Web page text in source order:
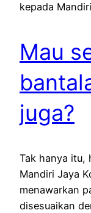
kepada
Mau
juga?
Tak hanya itu,
Mandiri Jaya
menawarkan
disesuaikan